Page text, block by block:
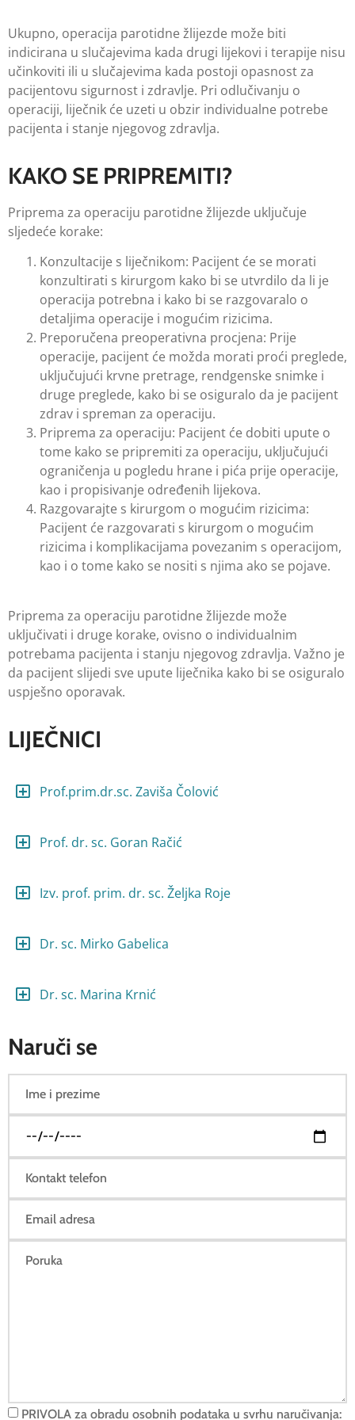
Ukupno, operacija parotidne žlijezde može biti
indicirana u slučajevima kada drugi lijekovi i terapije nisu
učinkoviti ili u slučajevima kada postoji opasnost za
pacijentovu sigurnost i zdravlje. Pri odlučivanju o
operaciji, liječnik će uzeti u obzir individualne potrebe
pacijenta i stanje njegovog zdravlja.
KAKO SE PRIPREMITI?
Priprema za operaciju parotidne žlijezde uključuje
sljedeće korake:
Konzultacije s liječnikom: Pacijent će se morati
konzultirati s kirurgom kako bi se utvrdilo da li je
operacija potrebna i kako bi se razgovaralo o
detaljima operacije i mogućim rizicima.
Preporučena preoperativna procjena: Prije
operacije, pacijent će možda morati proći preglede,
uključujući krvne pretrage, rendgenske snimke i
druge preglede, kako bi se osiguralo da je pacijent
zdrav i spreman za operaciju.
Priprema za operaciju: Pacijent će dobiti upute o
tome kako se pripremiti za operaciju, uključujući
ograničenja u pogledu hrane i pića prije operacije,
kao i propisivanje određenih lijekova.
Razgovarajte s kirurgom o mogućim rizicima:
Pacijent će razgovarati s kirurgom o mogućim
rizicima i komplikacijama povezanim s operacijom,
kao i o tome kako se nositi s njima ako se pojave.
Priprema za operaciju parotidne žlijezde može
uključivati i druge korake, ovisno o individualnim
potrebama pacijenta i stanju njegovog zdravlja. Važno je
da pacijent slijedi sve upute liječnika kako bi se osiguralo
uspješno oporavak.
LIJEČNICI
Prof.prim.dr.sc. Zaviša Čolović
Prof. dr. sc. Goran Račić
Izv. prof. prim. dr. sc. Željka Roje
Dr. sc. Mirko Gabelica
Dr. sc. Marina Krnić
Naruči se
PRIVOLA za obradu osobnih podataka u svrhu naručivanja: